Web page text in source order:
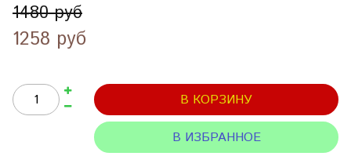
1480 руб
1258 руб
В КОРЗИНУ
В ИЗБРАННОЕ